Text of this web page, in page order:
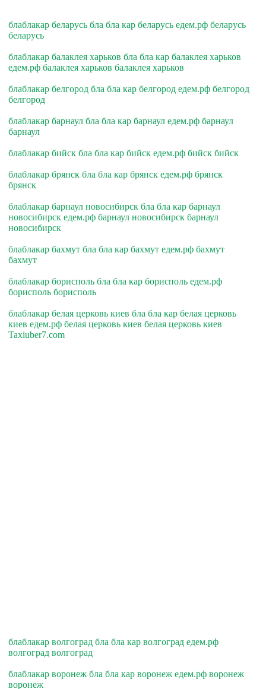
блаблакар беларусь бла бла кар беларусь едем.рф беларусь
беларусь
блаблакар балаклея харьков бла бла кар балаклея харьков
едем.рф балаклея харьков балаклея харьков
блаблакар белгород бла бла кар белгород едем.рф белгород
белгород
блаблакар барнаул бла бла кар барнаул едем.рф барнаул
барнаул
блаблакар бийск бла бла кар бийск едем.рф бийск бийск
блаблакар брянск бла бла кар брянск едем.рф брянск
брянск
блаблакар барнаул новосибирск бла бла кар барнаул
новосибирск едем.рф барнаул новосибирск барнаул
новосибирск
блаблакар бахмут бла бла кар бахмут едем.рф бахмут
бахмут
блаблакар борисполь бла бла кар борисполь едем.рф
борисполь борисполь
блаблакар белая церковь киев бла бла кар белая церковь
киев едем.рф белая церковь киев белая церковь киев
Taxiuber7.com
блаблакар волгоград бла бла кар волгоград едем.рф
волгоград волгоград
блаблакар воронеж бла бла кар воронеж едем.рф воронеж
воронеж